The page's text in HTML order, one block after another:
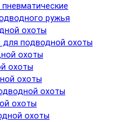
ружья
охоты
для подводной охоты
охоты
охоты
охоты
охоты
охоты
охоты